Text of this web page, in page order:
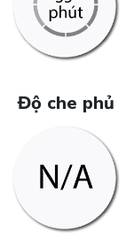
Độ che phủ